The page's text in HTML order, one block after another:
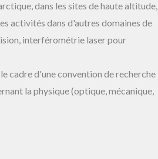
dans les sites de haute altitude,
activités dans d'autres domaines de
interférométrie laser pour
cadre d'une convention de recherche
la physique (optique, mécanique,